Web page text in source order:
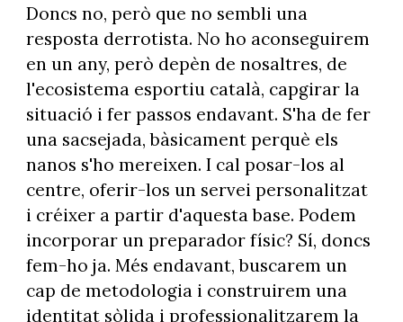
Doncs no, però que no sembli una
resposta derrotista. No ho aconseguirem
en un any, però depèn de nosaltres, de
l'ecosistema esportiu català, capgirar la
situació i fer passos endavant. S'ha de fer
una sacsejada, bàsicament perquè els
nanos s'ho mereixen. I cal posar-los al
centre, oferir-los un servei personalitzat
i créixer a partir d'aquesta base. Podem
incorporar un preparador físic? Sí, doncs
fem-ho ja. Més endavant, buscarem un
cap de metodologia i construirem una
identitat sòlida i professionalitzarem la